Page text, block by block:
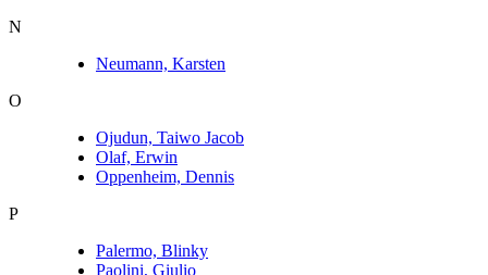
N
Neumann, Karsten
O
Ojudun, Taiwo Jacob
Olaf, Erwin
Oppenheim, Dennis
P
Palermo, Blinky
Paolini, Giulio